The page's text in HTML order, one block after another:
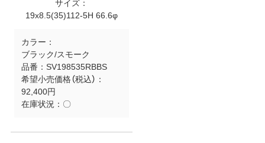
サイズ：
19x8.5(35)112-5H 66.6φ
カラー：
ブラック/スモーク
品番： SV198535RBBS
希望小売価格（税込）：
92,400円
在庫状況： 〇